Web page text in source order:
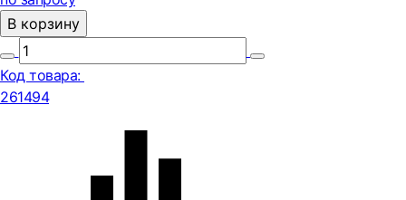
В корзину
Код товара:
261494